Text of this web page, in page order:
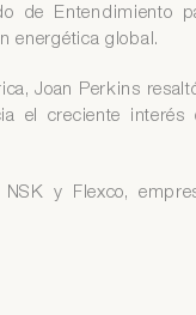
de Entendimiento
energética global.
Joan Perkins
el creciente interés
y Flexco,